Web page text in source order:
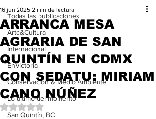
Todas las publicaciones
Arte&Cultura
Internacional
EnVictoria
Conservación & Medio Ambiente
Lo último del momento
San Quintín, BC
ARRANCA MESA
AGRARIA DE SAN
QUINTÍN EN CDMX
CON SEDATU: MIRIAM
CANO NÚÑEZ
16 jun 2025 2 min de lectura
Obtuvo NaN de 5 estrellas.